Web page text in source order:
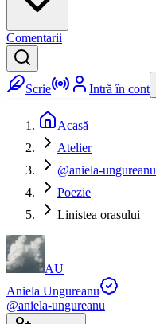
Comentarii
Scrie Intră în cont
Acasă
Atelier
@aniela-ungureanu
Poezie
Linistea orasului
AU
Aniela Ungureanu
@aniela-ungureanu